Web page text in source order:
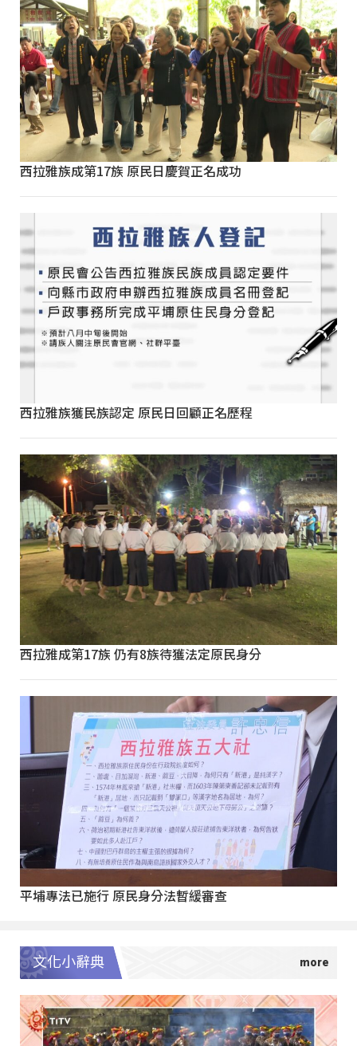
西拉雅族成第17族 原民日慶賀正名成功
西拉雅族獲民族認定 原民日回顧正名歷程
西拉雅成第17族 仍有8族待獲法定原民身分
平埔專法已施行 原民身分法暫緩審查
文化小辭典